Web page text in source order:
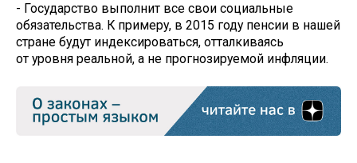
- Государство выполнит все свои социальные
обязательства. К примеру, в 2015 году пенсии в нашей
стране будут индексироваться, отталкиваясь
от уровня реальной, а не прогнозируемой инфляции.